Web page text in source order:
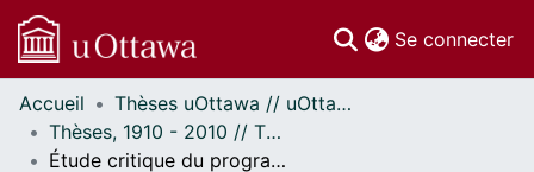
Se connecter
Communautés
et collections
Accueil
Thèses uOttawa // uOttawa Theses
Thèses, 1910 - 2010 // Theses, 1910 - 2010
Étude critique du programme de MBA et de son impact sur la formation des gestionnaires au moyen du concept de valeur ajoutée.